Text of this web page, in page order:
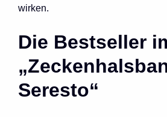
wirken.
Die Bestseller
Seresto“